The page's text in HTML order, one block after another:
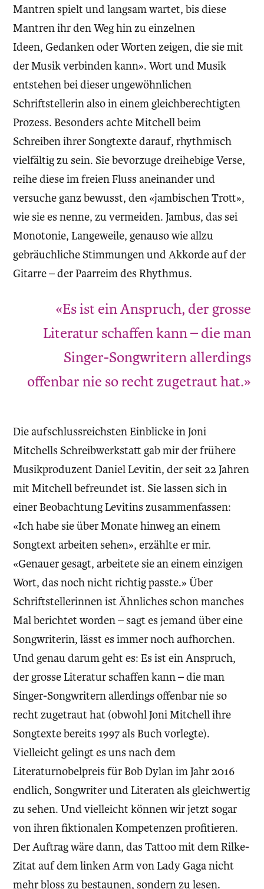
Mantren spielt und langsam wartet, bis diese
Mantren ihr den Weg hin zu einzelnen
Ideen, Gedanken oder Worten zeigen, die sie mit
der Musik verbinden kann». Wort und Musik
entstehen bei dieser ungewöhnlichen
Schriftstellerin also in einem gleichberechtigten
Prozess. Besonders achte Mitchell beim
Schreiben ihrer Songtexte darauf, rhythmisch
vielfältig zu sein. Sie bevorzuge dreihebige Verse,
reihe diese im freien Fluss aneinander und
versuche ganz bewusst, den «jambischen Trott»,
wie sie es nenne, zu vermeiden. Jambus, das sei
Monotonie, Langeweile, genauso wie allzu
gebräuchliche Stimmungen und Akkorde auf der
Gitarre – der Paarreim des Rhythmus.
«Es ist ein Anspruch, der grosse
Literatur schaffen kann – die man
Singer-Songwritern allerdings
offenbar nie so recht zugetraut hat.»
Die aufschlussreichsten Einblicke in Joni
Mitchells Schreibwerkstatt gab mir der frühere
Musikproduzent Daniel Levitin, der seit 22 Jahren
mit Mitchell befreundet ist. Sie lassen sich in
einer Beobachtung Levitins zusammenfassen:
«Ich habe sie über Monate hinweg an einem
Songtext arbeiten sehen», erzählte er mir.
«Genauer gesagt, arbeitete sie an einem einzigen
Wort, das noch nicht richtig passte.» Über
Schriftstellerinnen ist Ähnliches schon manches
Mal berichtet worden – sagt es jemand über eine
Songwriterin, lässt es immer noch aufhorchen.
Und genau darum geht es: Es ist ein Anspruch,
der grosse Literatur schaffen kann – die man
Singer-Songwritern allerdings offenbar nie so
recht zugetraut hat (obwohl Joni Mitchell ihre
Songtexte bereits 1997 als Buch vorlegte).
Vielleicht gelingt es uns nach dem
Literaturnobelpreis für Bob Dylan im Jahr 2016
endlich, Songwriter und Literaten als gleichwertig
zu sehen. Und vielleicht können wir jetzt sogar
von ihren fiktionalen Kompetenzen profitieren.
Der Auftrag wäre dann, das Tattoo mit dem Rilke-
Zitat auf dem linken Arm von Lady Gaga nicht
mehr bloss zu bestaunen, sondern zu lesen.